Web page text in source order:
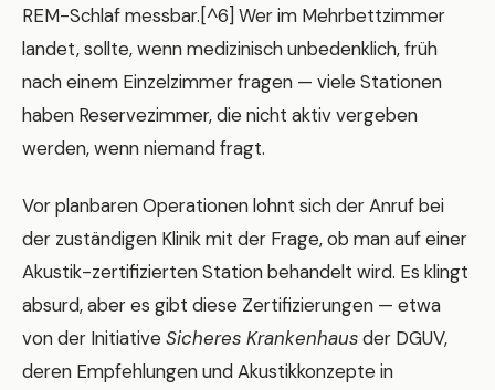
REM-Schlaf messbar.[^6] Wer im Mehrbettzimmer
landet, sollte, wenn medizinisch unbedenklich, früh
nach einem Einzelzimmer fragen — viele Stationen
haben Reservezimmer, die nicht aktiv vergeben
werden, wenn niemand fragt.
Vor planbaren Operationen lohnt sich der Anruf bei
der zuständigen Klinik mit der Frage, ob man auf einer
Akustik-zertifizierten Station behandelt wird. Es klingt
absurd, aber es gibt diese Zertifizierungen — etwa
von der InitiativeSicheres Krankenhausder DGUV,
deren Empfehlungen und Akustikkonzepte in